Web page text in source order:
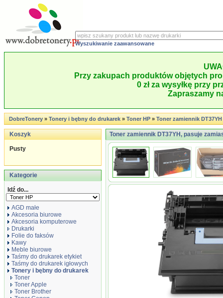
Wyszukiwanie zaawansowane
Przy zakupach produktów objętych
0 zł za wysyłkę przy
Zapraszamy
DobreTonery»Tonery i bębny do drukarek»Toner HP»Toner zamiennik DT37YH
Koszyk
Pusty
Kategorie
Idź do...
AGD małe
Akcesoria biurowe
Akcesoria komputerowe
Drukarki
Folie do faksów
Kawy
Meble biurowe
Taśmy do drukarek etykiet
Taśmy do drukarek igłowych
Tonery i bębny do drukarek
Toner
Toner Apple
Toner Brother
Toner zamiennik DT37YH, pasuje